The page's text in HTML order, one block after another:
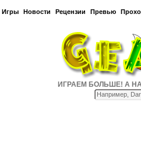
Игры Новости Рецензии Превью
ИГРАЕМ БОЛЬШЕ! А